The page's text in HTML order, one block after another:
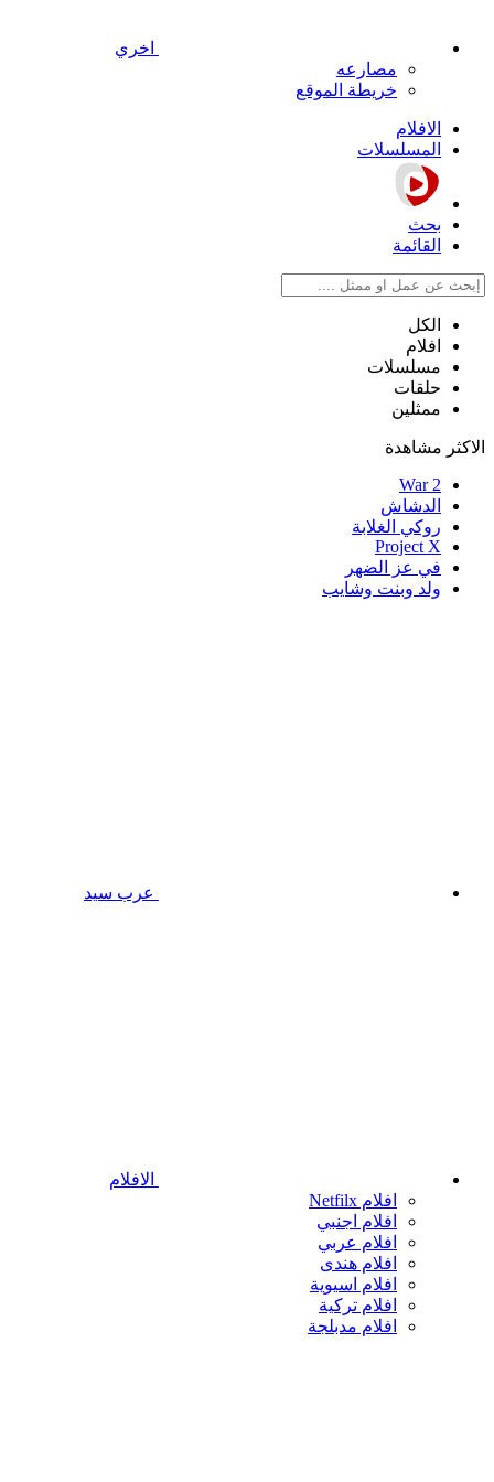
اخري
مصارعه
خريطة الموقع
الافلام
المسلسلات
بحث
القائمة
الكل
افلام
مسلسلات
حلقات
ممثلين
الاكثر مشاهدة
War 2
الدشاش
روكي الغلابة
Project X
في عز الضهر
ولد وبنت وشايب
عرب سيد
الافلام
افلام Netfilx
افلام اجنبي
افلام عربي
افلام هندى
افلام اسيوية
افلام تركية
افلام مدبلجة